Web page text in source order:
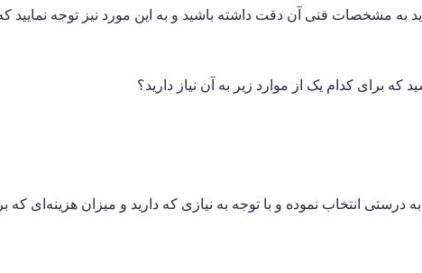
باید به مشخصات فنی آن دقت داشته باشید و به این مورد نیز توجه
که برای کدام یک از موارد زیر به آن نیاز دارید؟
درستی انتخاب نموده و با توجه به نیازی که دارید و میزان هزینه‌ای